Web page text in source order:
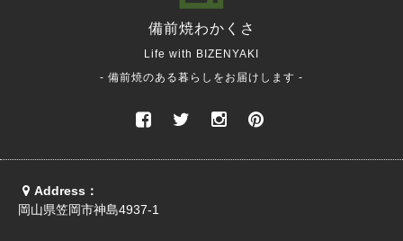
備前焼わかくさ
Life with BIZENYAKI
- 備前焼のある暮らしをお届けします -
Address：
岡山県笠岡市神島4937-1